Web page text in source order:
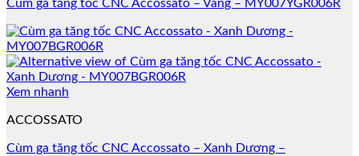
Cùm ga tăng tốc CNC Accossato – Vàng – MY007YGR006R
Xem nhanh
ACCOSSATO
Cùm ga tăng tốc CNC Accossato – Xanh Dương –